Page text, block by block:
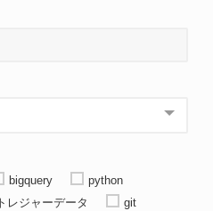
bigquery
python
トレジャーデータ
git